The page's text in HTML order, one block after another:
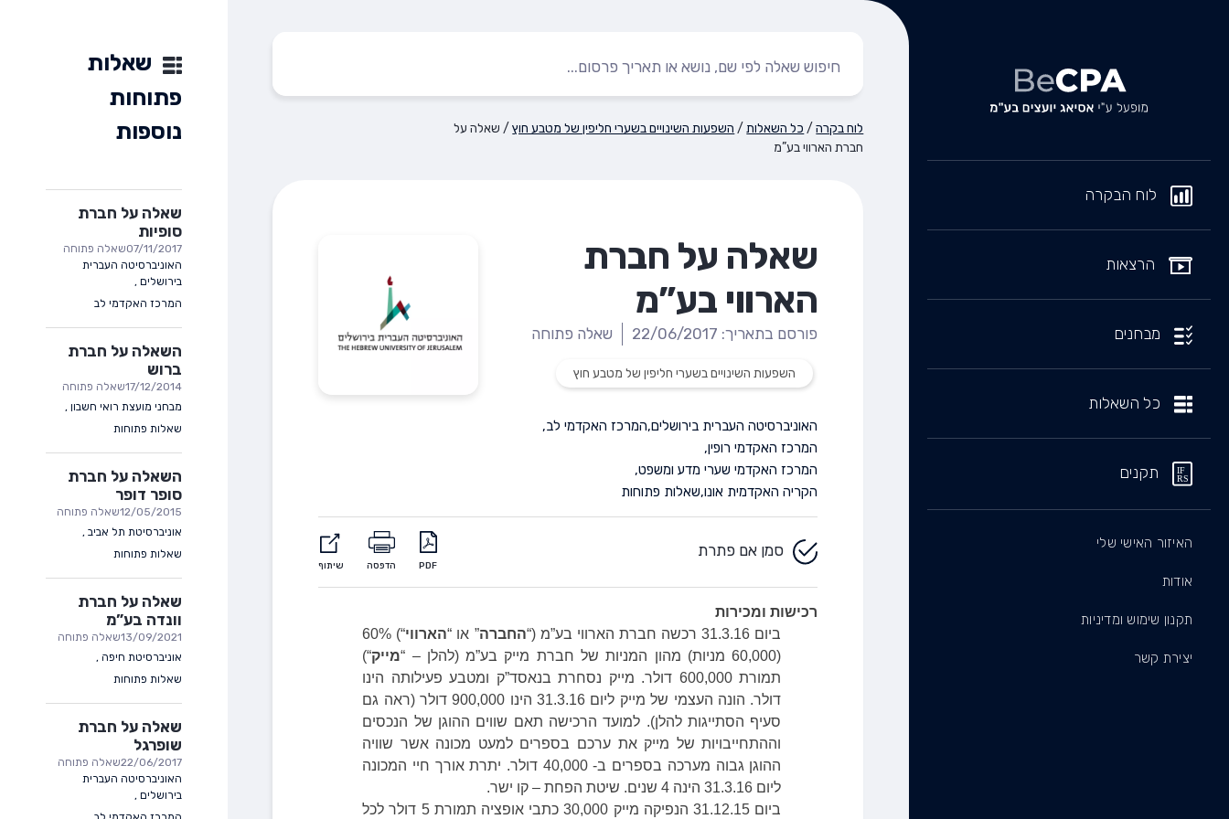
לוח הבקרה
הרצאות
מבחנים
כל השאלות
תקנים
האיזור האישי שלי
אודות
תקנון שימוש ומדיניות
יצירת קשר
לוח בקרה/ כל השאלות/ השפעות השינויים בשערי חליפין של מטבע חוץ/ שאלה על
חברת הארווי בע”מ
שאלה על חברת
הארווי בע”מ
פורסם בתאריך: 22/06/2017 שאלה פתוחה
השפעות השינויים בשערי חליפין של מטבע חוץ
האוניברסיטה העברית בירושלים,המרכז האקדמי לב,
המרכז האקדמי רופין,
המרכז האקדמי שערי מדע ומשפט,
הקריה האקדמית אונו,שאלות פתוחות
סמן אם פתרת
PDF הדפסה שיתוף
רכישות ומכירות
ביום 31.3.16 רכשה חברת הארווי בע”מ (“
החברה” או “הארווי
“) 60%
(60,000 מניות) מהון המניות של חברת מייק בע”מ (להלן – “
מייק“)
תמורת 600,000 דולר. מייק נסחרת בנאסד”ק ומטבע פעילותה הינו
דולר. הונה העצמי של מייק ליום 31.3.16 הינו 900,000 דולר (ראה גם
סעיף הסתייגות להלן). למועד הרכישה תאם שווים ההוגן של הנכסים
וההתחייבויות של מייק את ערכם בספרים למעט מכונה אשר שוויה
ההוגן גבוה מערכה בספרים ב- 40,000 דולר. יתרת אורך חיי המכונה
ליום 31.3.16 הינה 4 שנים. שיטת הפחת – קו ישר.
ביום 31.12.15 הנפיקה מייק 30,000 כתבי אופציה תמורת 5 דולר לכל
שאלות
פתוחות
נוספות
שאלה על חברת
סופיות
07/11/2017שאלה פתוחה
האוניברסיטה העברית
בירושלים ,
המרכז האקדמי לב
השאלה על חברת
ברוש
17/12/2014שאלה פתוחה
מבחני מועצת רואי חשבון ,
שאלות פתוחות
השאלה על חברת
סופר דופר
12/05/2015שאלה פתוחה
אוניברסיטת תל אביב ,
שאלות פתוחות
שאלה על חברת
וונדה בע”מ
13/09/2021שאלה פתוחה
אוניברסיטת חיפה ,
שאלות פתוחות
שאלה על חברת
שופרגל
22/06/2017שאלה פתוחה
האוניברסיטה העברית
בירושלים ,